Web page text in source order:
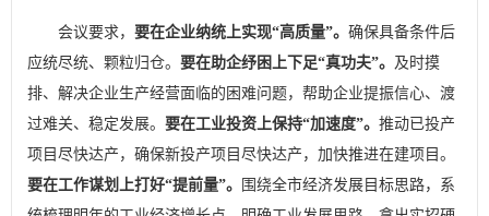
会议要求，要在企业纳统上实现“高质量”。确保具备条件后
应统尽统、颗粒归仓。要在助企纾困上下足“真功夫”。 及时摸
排、解决企业生产经营面临的困难问题，帮助企业提振信心、渡
过难关、稳定发展。要在工业投资上保持“加速度”。推动已投产
项目尽快达产，确保新投产项目尽快达产，加快推进在建项目。
要在工作谋划上打好“提前量”。
围绕全市经济发展目标思路，系